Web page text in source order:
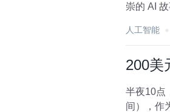
人工智能
200美
半夜10点，
间），作